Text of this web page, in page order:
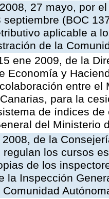
27 mayo, por
septiembre (BOC
aplicable a
de la
ene 2009, de la
Economía y
entre
para la
de índices
del Ministerio
de la
regulan los cursos
de los
la Inspección